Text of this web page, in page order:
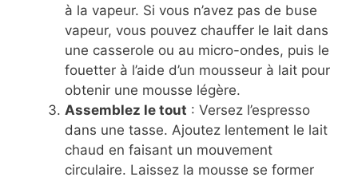
à la vapeur. Si vous n’avez pas de buse
vapeur, vous pouvez chauffer le lait dans
une casserole ou au micro-ondes, puis le
fouetter à l’aide d’un mousseur à lait pour
obtenir une mousse légère.
Assemblez le tout : Versez l’espresso
dans une tasse. Ajoutez lentement le lait
chaud en faisant un mouvement
circulaire. Laissez la mousse se former